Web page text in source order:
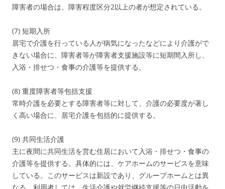
障害者の場合は、障害程度区分2以上の者が想定されている。
(7) 短期入所
居宅で介護を行っている人が病気になったなどにより介護がで
きない場合に、障害者等が障害者支援施設等に短期間入所し、
入浴・排せつ・食事の介護等を提供する。
(8) 重度障害者等包括支援
常時介護を必要とする障害者等に対して、介護の必要度が著し
く高い場合に、居宅介護を包括的に提供する。
(9) 共同生活介護
主に夜間に共同生活を営む住居において入浴・排せつ・食事の
介護等を提供する。具体的には、ケアホームのサービスを意味
している。このサービスは新設であり、グループホームとは異